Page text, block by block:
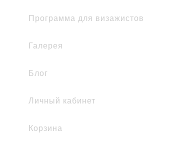
Программа для визажистов
галерея
Блог
Личный кабинет
Корзина